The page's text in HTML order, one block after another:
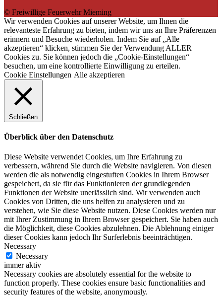
© Freiwillige Feuerwehr Mieming
Wir verwenden Cookies auf unserer Website, um Ihnen die
relevanteste Erfahrung zu bieten, indem wir uns an Ihre Präferenzen
erinnern und Besuche wiederholen. Indem Sie auf „Alle
akzeptieren“ klicken, stimmen Sie der Verwendung ALLER
Cookies zu. Sie können jedoch die „Cookie-Einstellungen“
besuchen, um eine kontrollierte Einwilligung zu erteilen.
Cookie Einstellungen Alle akzeptieren
Schließen
Überblick über den Datenschutz
Diese Website verwendet Cookies, um Ihre Erfahrung zu
verbessern, während Sie durch die Website navigieren. Von diesen
werden die als notwendig eingestuften Cookies in Ihrem Browser
gespeichert, da sie für das Funktionieren der grundlegenden
Funktionen der Website unerlässlich sind. Wir verwenden auch
Cookies von Dritten, die uns helfen zu analysieren und zu
verstehen, wie Sie diese Website nutzen. Diese Cookies werden nur
mit Ihrer Zustimmung in Ihrem Browser gespeichert. Sie haben auch
die Möglichkeit, diese Cookies abzulehnen. Die Ablehnung einiger
dieser Cookies kann jedoch Ihr Surferlebnis beeinträchtigen.
Necessary
Necessary
immer aktiv
Necessary cookies are absolutely essential for the website to
function properly. These cookies ensure basic functionalities and
security features of the website, anonymously.